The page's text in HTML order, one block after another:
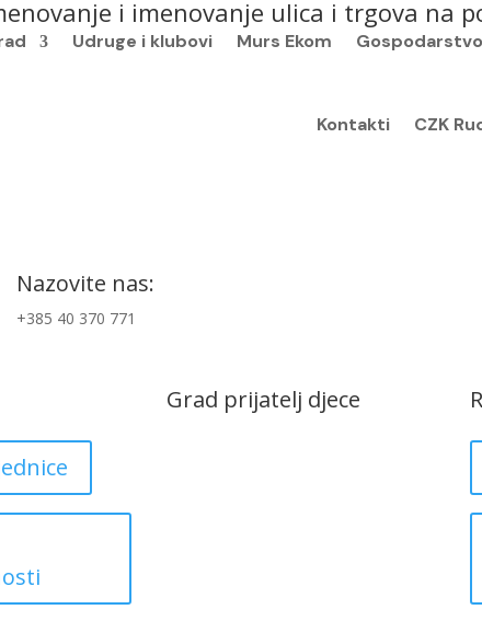
Udruge i klubovi Murs Ekom Gospodarstvo
Kontakti CZK
i imenovanje ulica i trgova na
Nazovite nas:
+385 40 370 771
Grad prijatelj djece